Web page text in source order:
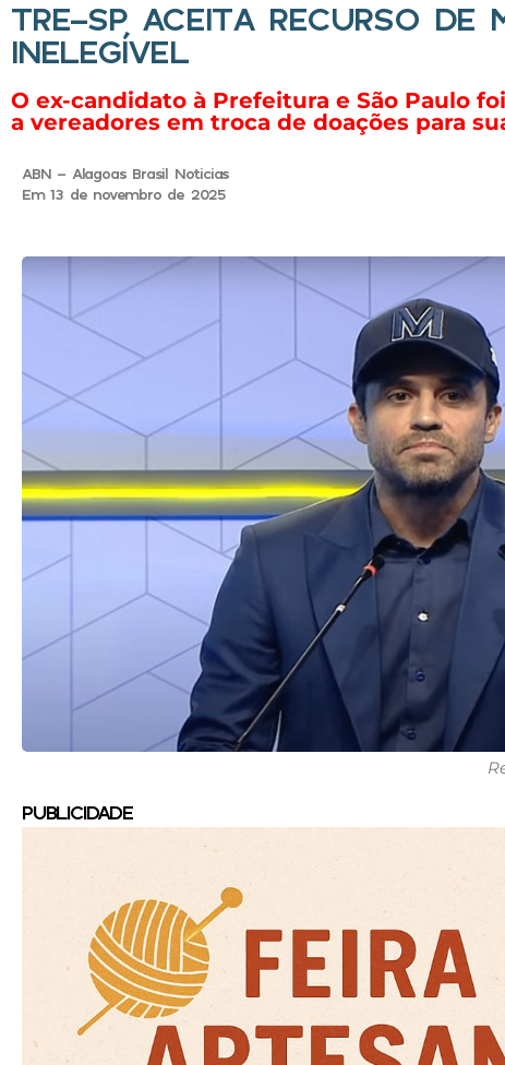
TRE-SP ACEITA RECURSO
INELEGÍVEL
O ex-candidato à Prefeitura e São Paulo
a vereadores em troca de doações para
ABN - Alagoas Brasil Noticias
Em 13 de novembro de 2025
PUBLICIDADE